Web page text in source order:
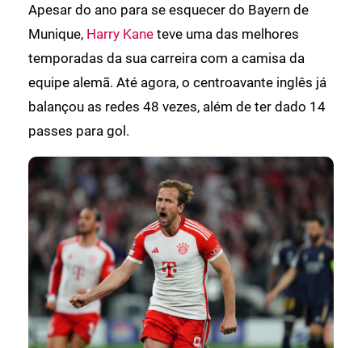
Apesar do ano para se esquecer do Bayern de
Munique, Harry Kane teve uma das melhores
temporadas da sua carreira com a camisa da
equipe alemã. Até agora, o centroavante inglês já
balançou as redes 48 vezes, além de ter dado 14
passes para gol.